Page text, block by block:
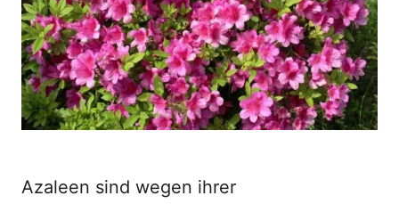
n
Azaleen sind wegen ihrer